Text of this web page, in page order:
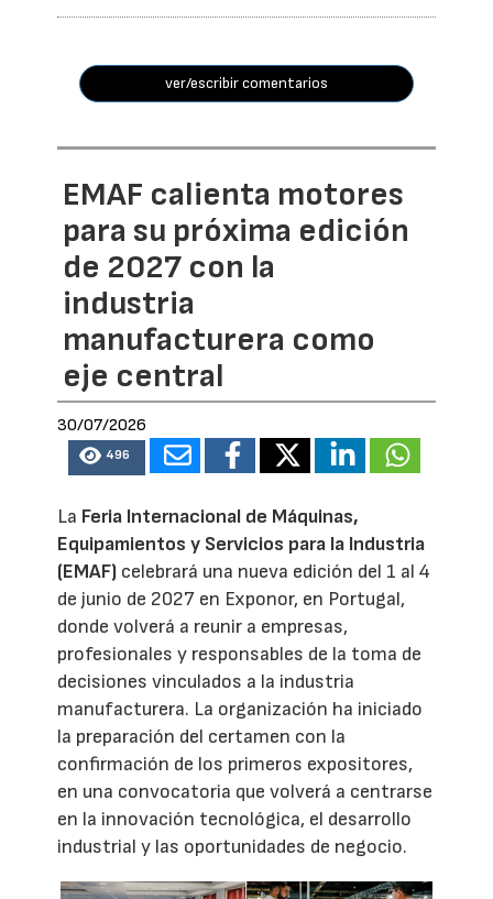
ver/escribir comentarios
EMAF calienta motores
para su próxima edición
de 2027 con la
industria
manufacturera como
eje central
30/07/2026
496
La Feria Internacional de Máquinas,
Equipamientos y Servicios para la Industria
(EMAF) celebrará una nueva edición del 1 al 4
de junio de 2027 en Exponor, en Portugal,
donde volverá a reunir a empresas,
profesionales y responsables de la toma de
decisiones vinculados a la industria
manufacturera. La organización ha iniciado
la preparación del certamen con la
confirmación de los primeros expositores,
en una convocatoria que volverá a centrarse
en la innovación tecnológica, el desarrollo
industrial y las oportunidades de negocio.